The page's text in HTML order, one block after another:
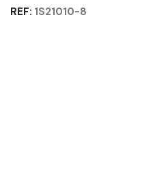
REF: 1S21010-8